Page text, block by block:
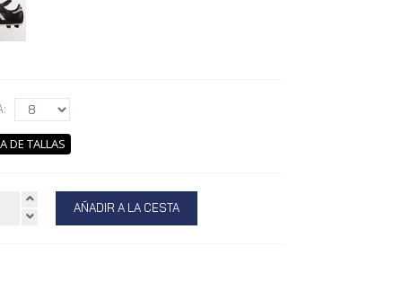
DE TALLAS
AÑADIR A LA CESTA